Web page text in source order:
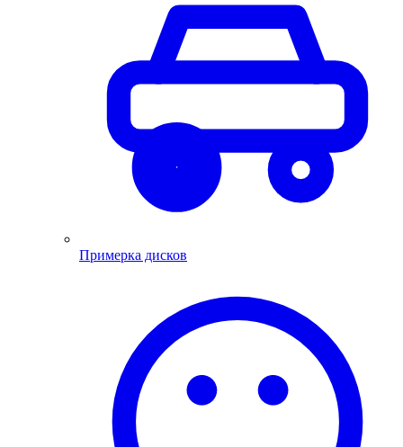
Примерка дисков